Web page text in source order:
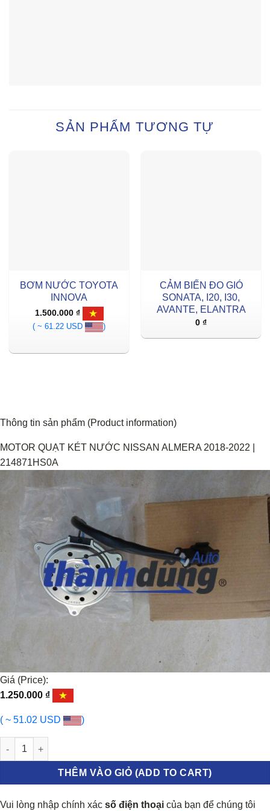
SẢN PHẨM TƯƠNG TỰ
BƠM NƯỚC TOYOTA
INNOVA
1.500.000 ₫
( ~ 61.22 USD
)
CẢM BIẾN ĐO GIÓ
SONATA, I20, I30,
AVANTE, ELANTRA
0 ₫
Thông tin sản phẩm (Product information)
MOTOR QUẠT KÉT NƯỚC NISSAN ALMERA 2018-2022 |
214871HS0A
Giá (Price):
1.250.000 ₫
( ~ 51.02 USD )
MOTOR QUẠT KÉT NƯỚC NISSAN ALMERA 2018-2022 |
THÊM VÀO GIỎ (ADD TO CART)
Vui lòng nhập chính xác số điện thoại của bạn để chúng tôi